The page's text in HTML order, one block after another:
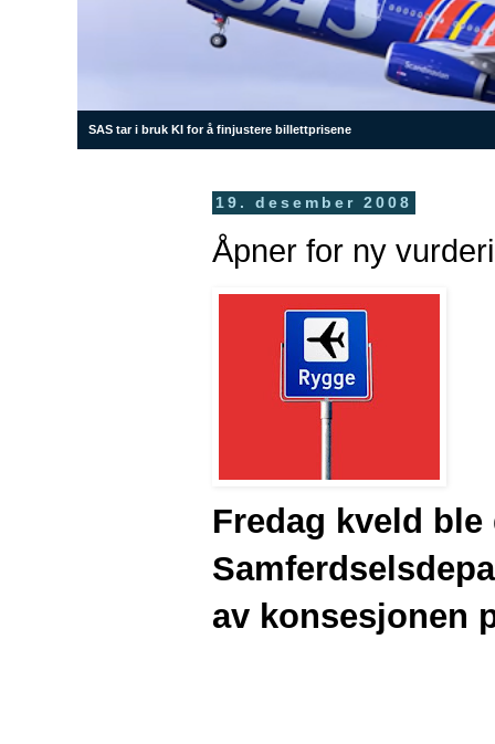
SAS tar i bruk KI for å finjustere billettprisene
19. desember 2008
Åpner for ny
Fredag kveld
av konsesjonen